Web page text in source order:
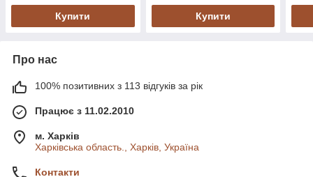
Купити Купити
Про нас
100% позитивних з 113 відгуків за рік
Працює з 11.02.2010
м. Харків
Харківська область., Харків, Україна
Контакти